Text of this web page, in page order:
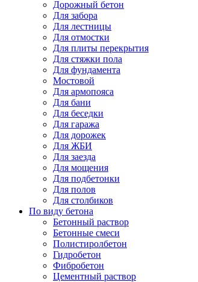
Дорожный бетон
Для забора
Для лестницы
Для отмостки
Для плиты перекрытия
Для стяжки пола
Для фундамента
Мостовой
Для армопояса
Для бани
Для беседки
Для гаража
Для дорожек
Для ЖБИ
Для заезда
Для мощения
Для подбетонки
Для полов
Для столбиков
По виду бетона
Бетонный раствор
Бетонные смеси
Полистиролбетон
Гидробетон
Фибробетон
Цементный раствор